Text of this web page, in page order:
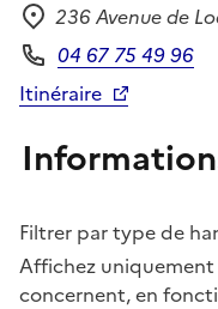
Adresse
236 Avenue de
Téléphone
04 67 75 49 96
Itinéraire
Filtrer par type de
Affichez uniquement
concernent, en